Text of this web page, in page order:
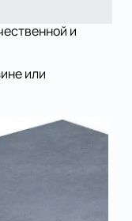
и
или